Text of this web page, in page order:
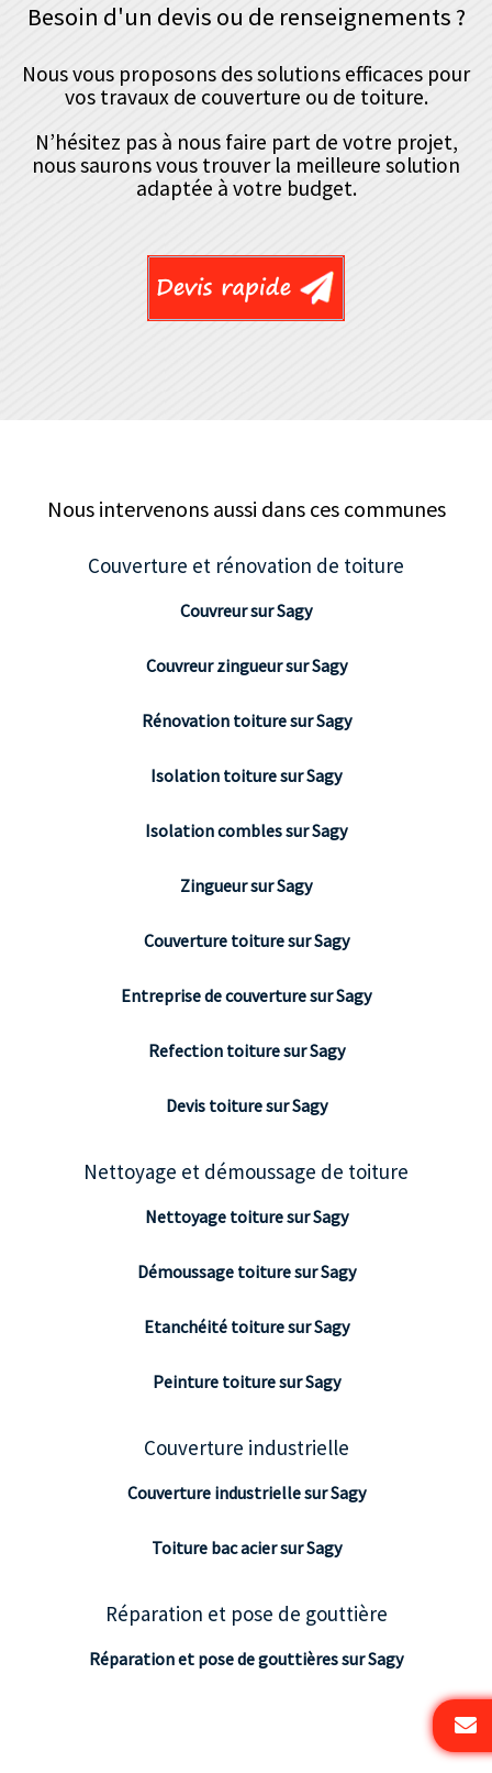
Besoin d'un devis ou de renseignements ?
Nous vous proposons des solutions efficaces pour
vos travaux de couverture ou de toiture.
N’hésitez pas à nous faire part de votre projet,
nous saurons vous trouver la meilleure solution
adaptée à votre budget.
Nous intervenons aussi dans ces communes
Couverture et rénovation de toiture
Couvreur sur Sagy
Couvreur zingueur sur Sagy
Rénovation toiture sur Sagy
Isolation toiture sur Sagy
Isolation combles sur Sagy
Zingueur sur Sagy
Couverture toiture sur Sagy
Entreprise de couverture sur Sagy
Refection toiture sur Sagy
Devis toiture sur Sagy
Nettoyage et démoussage de toiture
Nettoyage toiture sur Sagy
Démoussage toiture sur Sagy
Etanchéité toiture sur Sagy
Peinture toiture sur Sagy
Couverture industrielle
Couverture industrielle sur Sagy
Toiture bac acier sur Sagy
Réparation et pose de gouttière
Réparation et pose de gouttières sur Sagy